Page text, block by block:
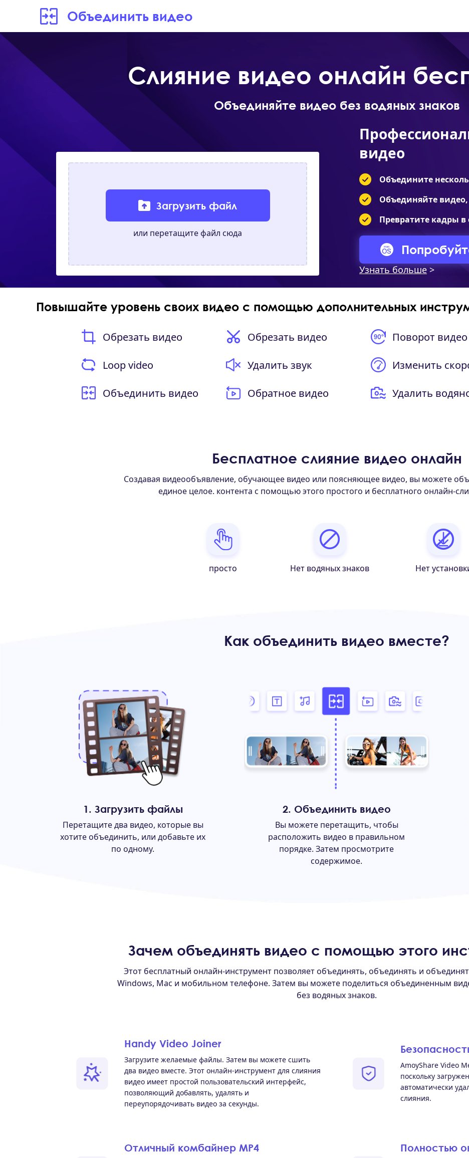
Объединить видео
Слияние видео онлайн
Объединяйте видео без водяных знаков
Загрузить файл
или перетащите файл сюда
видео
Объедините
Объединяйте
Превратите кадры
Узнать больше>
Повышайте уровень своих видео с помощью дополнительных
Обрезать видео Обрезать видео Поворот видео
Loop video Удалить звук Изменить
Объединить видео Обратное видео Удалить
Бесплатное слияние видео онлайн
Создавая видеообъявление, обучающее видео или поясняющее видео, вы можете
единое целое. контента с помощью этого простого и бесплатного онлайн-
просто Нет водяных знаков Нет
Как объединить видео вместе?
1. Загрузить файлы
Перетащите два видео, которые вы
хотите объединить, или добавьте их
по одному.
2. Объединить видео
Вы можете перетащить, чтобы
расположить видео в правильном
порядке. Затем просмотрите
содержимое.
Зачем объединять видео с помощью этого
Этот бесплатный онлайн-инструмент позволяет объединять, объединять и
Windows, Mac и мобильном телефоне. Затем вы можете поделиться объединенным
без водяных знаков.
Handy Video Joiner
Загрузите желаемые файлы. Затем вы можете сшить
два видео вместе. Этот онлайн-инструмент для слияния
видео имеет простой пользовательский интерфейс,
позволяющий добавлять, удалять и
переупорядочивать видео за секунды.
AmoyShare Video
поскольку
автоматически
слияния.
Отличный комбайнер MP4 Полностью